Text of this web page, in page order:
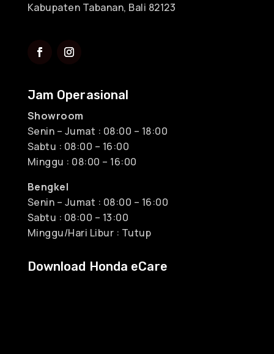
Kabupaten Tabanan, Bali 82123
Jam Operasional
Showroom
Senin – Jumat : 08:00 – 18:00
Sabtu : 08:00 – 16:00
Minggu : 08:00 – 16:00
Bengkel
Senin – Jumat : 08:00 – 16:00
Sabtu : 08:00 – 13:00
Minggu/Hari Libur : Tutup
Download Honda eCare